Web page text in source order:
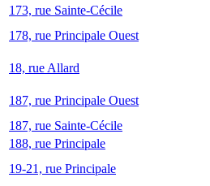
173, rue Sainte-Cécile
178, rue Principale Ouest
18, rue Allard
187, rue Principale Ouest
187, rue Sainte-Cécile
188, rue Principale
19-21, rue Principale